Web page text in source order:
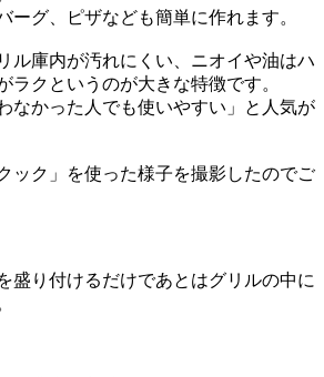
ーグ、ピザなども簡単に作れます。
ル庫内が汚れにくい、ニオイや油はハ
ラクというのが大きな特徴です。
なかった人でも使いやすい」と人気が
ック」を使った様子を撮影したのでご
盛り付けるだけであとはグリルの中に